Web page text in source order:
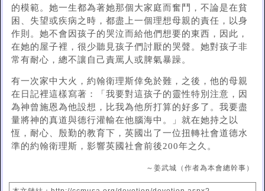
的模範。她一生都為著她那個大家庭而奮鬥，不論是在貧
困、失望或疾病之時，都盡上一個理想母親的責任，以身
作則。她不會因孩子的哭泣而給他們想要的東西，因此，
在她的屋子裡，很少聽見孩子們討厭的哭聲。她對孩子非
常有耐心，總不讓自己責罵人或脾氣暴躁。
有一次家中大火，約翰衛理斯倖免於難，之後，他的母親
在日記裡這樣寫著：「我要對這孩子的靈性特別注意，因
為神曾施恩為他設想，比我為他所打算的好多了。我要盡
量將神的真道與德行灌輸在他腦海中。」就在她持之以
恆，耐心、殷勤的教育下，英國出了一位扭轉社會道德水
準的約翰衛理斯，影響英國社會前後200年之久。
～姜武城（作者為本會總幹事）